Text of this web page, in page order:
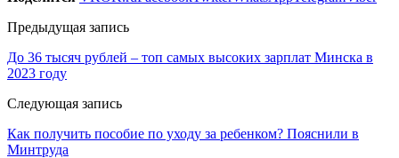
Предыдущая запись
До 36 тысяч рублей – топ самых высоких зарплат Минска в
2023 году
Следующая запись
Как получить пособие по уходу за ребенком? Пояснили в
Минтруда